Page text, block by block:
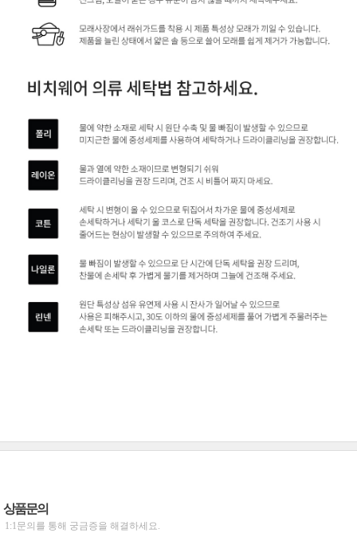
상품문의
1:1문의를 통해 궁금증을 해결하세요.